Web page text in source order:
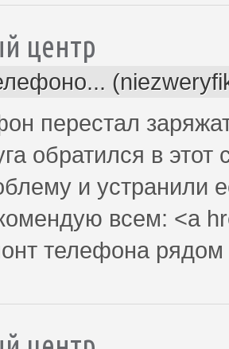
центр
перестал
обратился в
и устранили
всем: <a
телефона